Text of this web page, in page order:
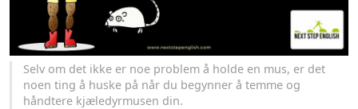
Selv om det ikke er noe problem å holde en mus, er det
noen ting å huske på når du begynner å temme og
håndtere kjæledyrmusen din.